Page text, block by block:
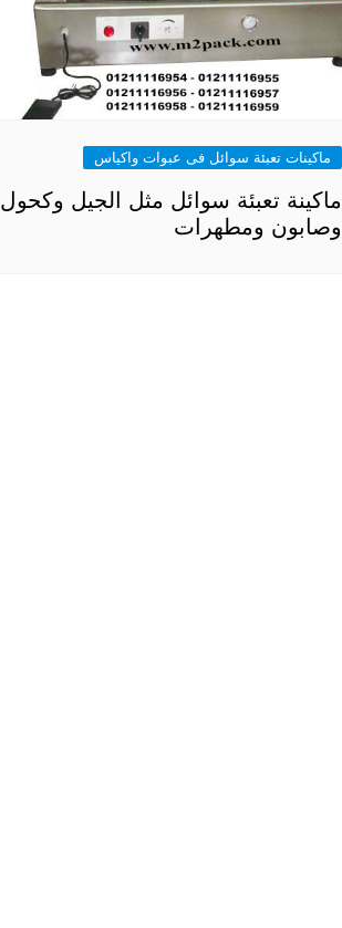
ماكينات تعبئة سوائل فى عبوات واكياس
ماكينة تعبئة سوائل مثل الجيل وكحول
وصابون ومطهرات